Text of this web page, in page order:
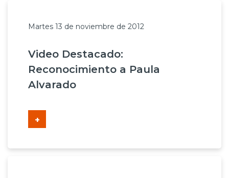
Martes 13 de noviembre de 2012
Video Destacado:
Reconocimiento a Paula
Alvarado
+